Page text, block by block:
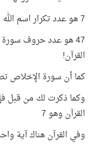
7 هو عدد تكرار اسم الله في الآية نفسها.
47 هو عدد حروف
القرآن!
كما أن سورة الإخلاص
وكما ذكرت لك من قبل
القرآن وهو 7
وفي القرآن هناك آية واحدة تكرّر